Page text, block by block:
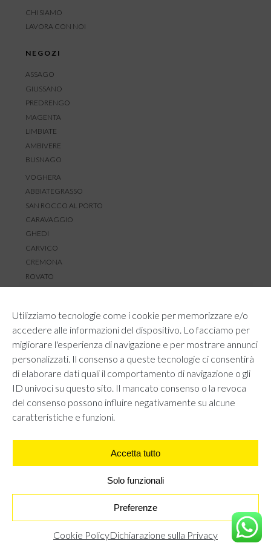
Utilizziamo tecnologie come i cookie per memorizzare e/o
accedere alle informazioni del dispositivo. Lo facciamo per
migliorare l'esperienza di navigazione e per mostrare annunci
personalizzati. Il consenso a queste tecnologie ci consentirà
di elaborare dati quali il comportamento di navigazione o gli
ID univoci su questo sito. Il mancato consenso o la revoca
del consenso possono influire negativamente su alcune
caratteristiche e funzioni.
Accetta tutto
Solo funzionali
Preferenze
Cookie PolicyDichiarazione sulla Privacy
T-SHIRT CON SCRITTA - BIANCO
15,95
TROVA IL NEGOZIO PIÙ VICINO
CHI SIAMO
LAVORA CON NOI
NEGOZI
ASSAGO
GIUSSANO
PREDRENGO
MAGENTA
LIMBIATE
AMBIVERE
BUSNAGO
VOGHERA
ABBIATEGRASSO
SAN ROCCO AL PORTO
CARAVAGGIO
GHEDI
CARVICO
CREMONA
ROVATO
RESI E RIMBORSI
REGOLAMENTO LOYALTY
CONTATTACI
PRIVACY POLICY COOKIE POLICY
UNI GRUPPO S.R.L - Viale Angelo Filippetti 24, 20122 Milano.
All right reserved P.IVA 10405840967